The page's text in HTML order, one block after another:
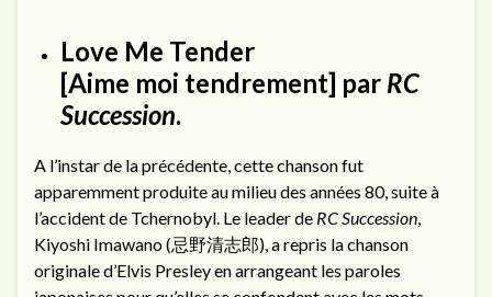
Love Me Tender
[Aime moi tendrement] par RC
Succession.
A l’instar de la précédente, cette chanson fut
apparemment produite au milieu des années 80, suite à
l’accident de Tchernobyl. Le leader de RC Succession,
Kiyoshi Imawano (忌野清志郎), a repris la chanson
originale d’Elvis Presley en arrangeant les paroles